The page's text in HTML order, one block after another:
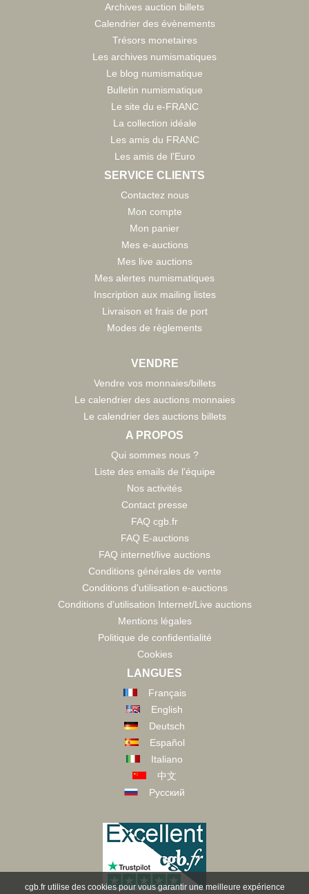
Archives auction billets
Calendrier des évènements
Trésors monetaires
Les archives numismatiques
Le blog numismatique
Bulletin numismatique
Le site du e-FRANC
La collection idéale
Les amis du FRANC
Les amis de l'Euro
SERVICE CLIENTS
Contactez nous
Mon compte
Mon panier
Mes e-auctions
Mes live auctions
Mes alertes numismatiques
Inscription aux mailing listes
Livraison et frais de port
Modes de règlements
VENDRE
Vendre vos monnaies/billets
Le calendrier des auctions monnaies
Le calendrier des auctions billets
A PROPOS
Qui sommes nous ?
Liste des emails de l'équipe
Nos activités
Contact presse
FAQ cgb.fr
FAQ E-auctions
FAQ internet/live auctions
Conditions générales de vente
Conditions d'utilisation e-auctions
Conditions d'utilisation Internet/Live auctions
Mentions légales
Politique de confidentialité
Cookies
LANGUES
Français
English
Deutsch
Español
Italiano
中文
Русский
cgb.fr utilise des cookies pour vous garantir une meilleure expérience